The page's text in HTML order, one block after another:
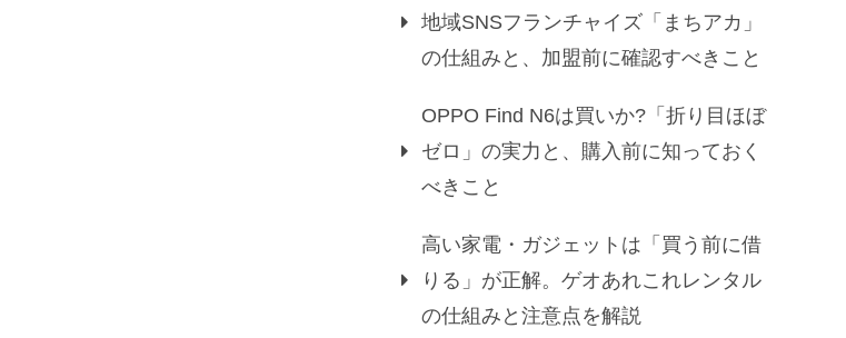
地域SNSフランチャイズ「まちアカ」
の仕組みと、加盟前に確認すべきこと
OPPO Find N6は買いか?「折り目ほぼ
ゼロ」の実力と、購入前に知っておく
べきこと
高い家電・ガジェットは「買う前に借
りる」が正解。ゲオあれこれレンタル
の仕組みと注意点を解説